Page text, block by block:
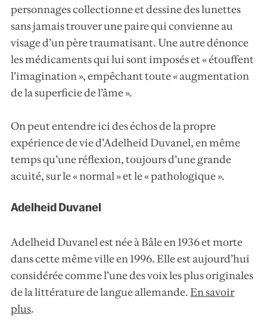
personnages collectionne et dessine des lunettes
sans jamais trouver une paire qui convienne au
visage d’un père traumatisant. Une autre dénonce
les médicaments qui lui sont imposés et « étouffent
l’imagination », empêchant toute « augmentation
de la superficie de l’âme ».
On peut entendre ici des échos de la propre
expérience de vie d’Adelheid Duvanel, en même
temps qu’une réflexion, toujours d’une grande
acuité, sur le « normal » et le « pathologique ».
Adelheid Duvanel
Adelheid Duvanel est née à Bâle en 1936 et morte
dans cette même ville en 1996. Elle est aujourd’hui
considérée comme l’une des voix les plus originales
de la littérature de langue allemande.En savoir
plus.